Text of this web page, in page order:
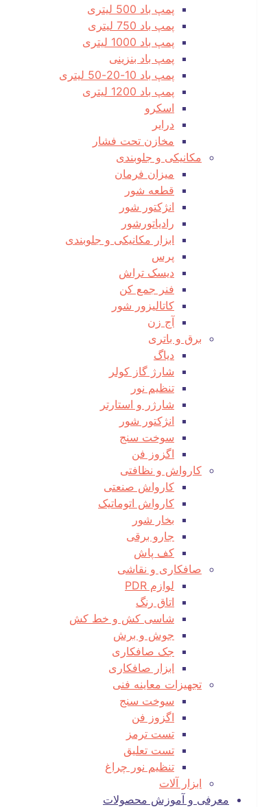
پمپ باد 500 لیتری
پمپ باد 750 لیتری
پمپ باد 1000 لیتری
پمپ باد بنزینی
پمپ باد 10-20-50 لیتری
پمپ باد 1200 لیتری
اسکرو
درایر
مخازن تحت فشار
مکانیکی و جلوبندی
میزان فرمان
قطعه شور
انژکتور شور
رادیاتورشور
ابزار مکانیکی و جلوبندی
پرس
دیسک تراش
فنر جمع کن
کاتالیزور شور
آج زن
برق و باتری
دیاگ
شارژ گاز کولر
تنظیم نور
شارژر و استارتر
انژکتور شور
سوخت سنج
اگزوز فن
کارواش و نظافتی
کارواش صنعتی
کارواش اتوماتیک
بخار شور
جارو برقی
کف پاش
صافکاری و نقاشی
لوازم PDR
اتاق رنگ
شاسی کش و خط کش
جوش و برش
جک صافکاری
ابزار صافکاری
تجهیزات معاینه فنی
سوخت سنج
اگزوز فن
تست ترمز
تست تعلیق
تنظیم نور چراغ
ابزار آلات
معرفی و آموزش محصولات